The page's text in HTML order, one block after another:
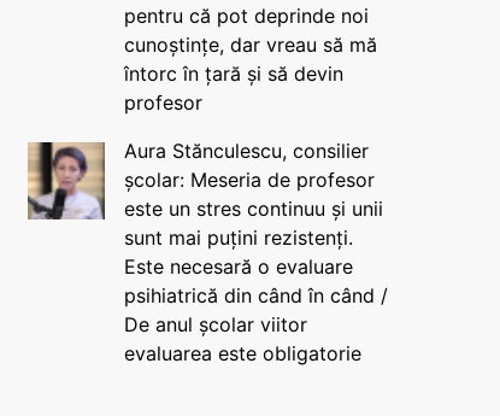
pentru că pot deprinde noi
cunoștințe, dar vreau să mă
întorc în țară și să devin
profesor
Aura Stănculescu, consilier
școlar: Meseria de profesor
este un stres continuu și unii
sunt mai puțini rezistenți.
Este necesară o evaluare
psihiatrică din când în când /
De anul școlar viitor
evaluarea este obligatorie